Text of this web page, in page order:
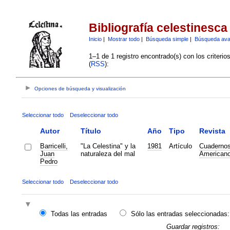
Bibliografía celestinesca
Inicio| Mostrar todo| Búsqueda simple| Búsqueda
1–1 de 1 registro encontrado(s) con los
(RSS):
Opciones de búsqueda y visualización
Seleccionar todo Deseleccionar todo
Autor Título Año Tipo Revista
Barricelli,
Juan
Pedro
"La Celestina" y la
naturaleza del mal
1981 Artículo
Seleccionar todo Deseleccionar todo
Todas las entradas
Sólo las entradas seleccionadas:
Guardar registros: